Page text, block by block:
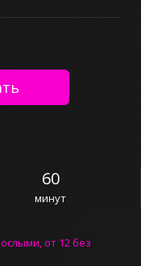
60
минут
от 12 без